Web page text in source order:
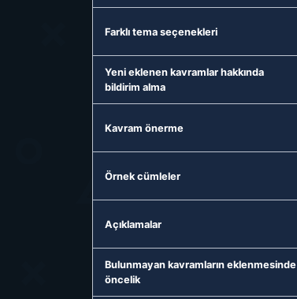
Farklı tema seçenekleri
Yeni eklenen kavramlar hakkında
bildirim alma
Kavram önerme
Örnek cümleler
Açıklamalar
Bulunmayan kavramların eklenmesinde
öncelik